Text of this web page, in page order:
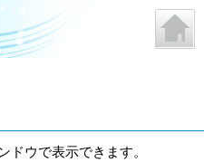
ウで表示できます。